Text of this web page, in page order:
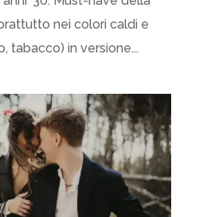
nei colori caldi e
tabacco) in versione...